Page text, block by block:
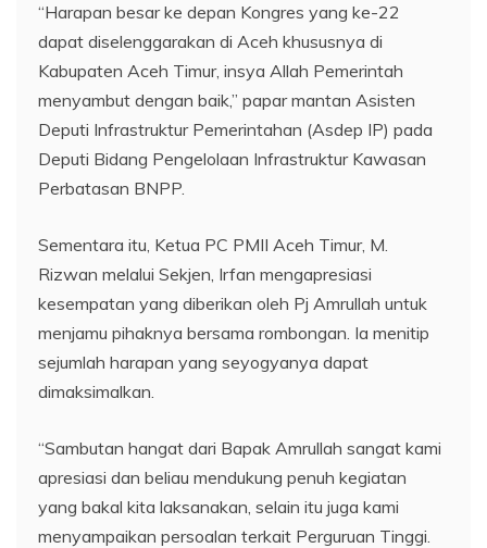
“Harapan besar ke depan Kongres yang ke-22
dapat diselenggarakan di Aceh khususnya di
Kabupaten Aceh Timur, insya Allah Pemerintah
menyambut dengan baik,” papar mantan Asisten
Deputi Infrastruktur Pemerintahan (Asdep IP) pada
Deputi Bidang Pengelolaan Infrastruktur Kawasan
Perbatasan BNPP.
Sementara itu, Ketua PC PMII Aceh Timur, M.
Rizwan melalui Sekjen, Irfan mengapresiasi
kesempatan yang diberikan oleh Pj Amrullah untuk
menjamu pihaknya bersama rombongan. Ia menitip
sejumlah harapan yang seyogyanya dapat
dimaksimalkan.
“Sambutan hangat dari Bapak Amrullah sangat kami
apresiasi dan beliau mendukung penuh kegiatan
yang bakal kita laksanakan, selain itu juga kami
menyampaikan persoalan terkait Perguruan Tinggi.